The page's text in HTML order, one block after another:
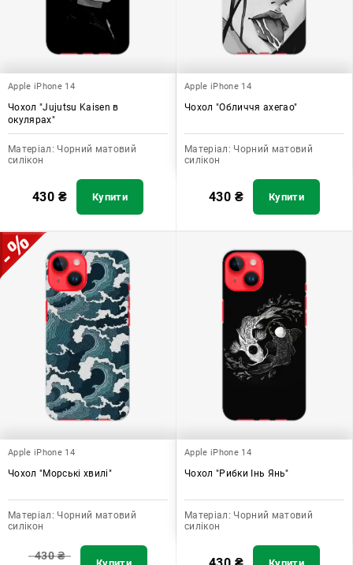
Apple iPhone 14
Чохол "Jujutsu Kaisen в
окулярах"
Матеріал: Чорний матовий
силікон
430 ₴ Купити
Apple iPhone 14
Чохол "Обличчя ахегао"
Матеріал: Чорний матовий
силікон
430 ₴ Купити
Apple iPhone 14
Чохол "Морські хвилі"
Матеріал: Чорний матовий
силікон
430₴
Apple iPhone 14
Чохол "Рибки Інь Янь"
Матеріал: Чорний матовий
силікон